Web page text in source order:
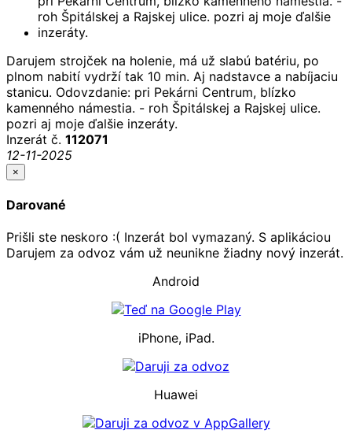
Darujem strojček na holenie, má už slabú batériu, po
plnom nabití vydrží tak 10 min. Aj nadstavce a nabíjaciu
stanicu. Odovzdanie: pri Pekárni Centrum, blízko
kamenného námestia. - roh Špitálskej a Rajskej ulice.
pozri aj moje ďalšie inzeráty.
Inzerát č. 112071
12-11-2025
×
Darované
Prišli ste neskoro :( Inzerát bol vymazaný. S aplikáciou
Darujem za odvoz vám už neunikne žiadny nový inzerát.
Android
iPhone, iPad.
Huawei